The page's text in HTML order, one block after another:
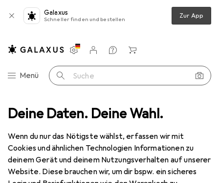
Deine Daten. Deine Wahl.
Wenn du nur das Nötigste wählst, erfassen wir mit
Cookies und ähnlichen Technologien Informationen zu
deinem Gerät und deinem Nutzungsverhalten auf unserer
Website. Diese brauchen wir, um dir bspw. ein sicheres
Galaxus
Schneller finden und bestellen Zur App
Navigation nach Kategorien
Menü Suche
Einstellungen
Kundenkonto
Vergleichslisten
Merklisten
Warenkorb
Schutz Smartphone Hülle Noreve Lederschutzhülle Wallet
2 Bilder
EUR
149,–